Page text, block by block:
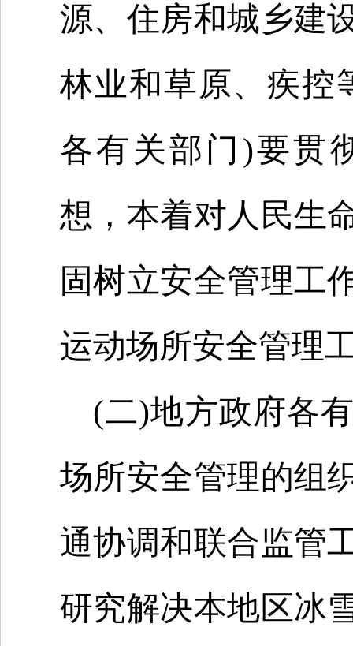
源、住房和城乡建
林业和草原、疾控
各有关部门)要贯
想，本着对人民生
固树立安全管理工
运动场所安全管理
(二)地方政府各
场所安全管理的组
通协调和联合监管
研究解决本地区冰